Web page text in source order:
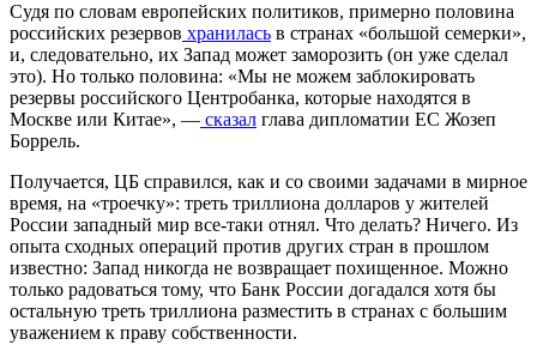
Судя по словам европейских политиков, примерно половина
российских резервов хранилась в странах «большой семерки»,
и, следовательно, их Запад может заморозить (он уже сделал
это). Но только половина: «Мы не можем заблокировать
резервы российского Центробанка, которые находятся в
Москве или Китае», — сказал глава дипломатии ЕС Жозеп
Боррель.
Получается, ЦБ справился, как и со своими задачами в мирное
время, на «троечку»: треть триллиона долларов у жителей
России западный мир все-таки отнял. Что делать? Ничего. Из
опыта сходных операций против других стран в прошлом
известно: Запад никогда не возвращает похищенное. Можно
только радоваться тому, что Банк России догадался хотя бы
остальную треть триллиона разместить в странах с большим
уважением к праву собственности.